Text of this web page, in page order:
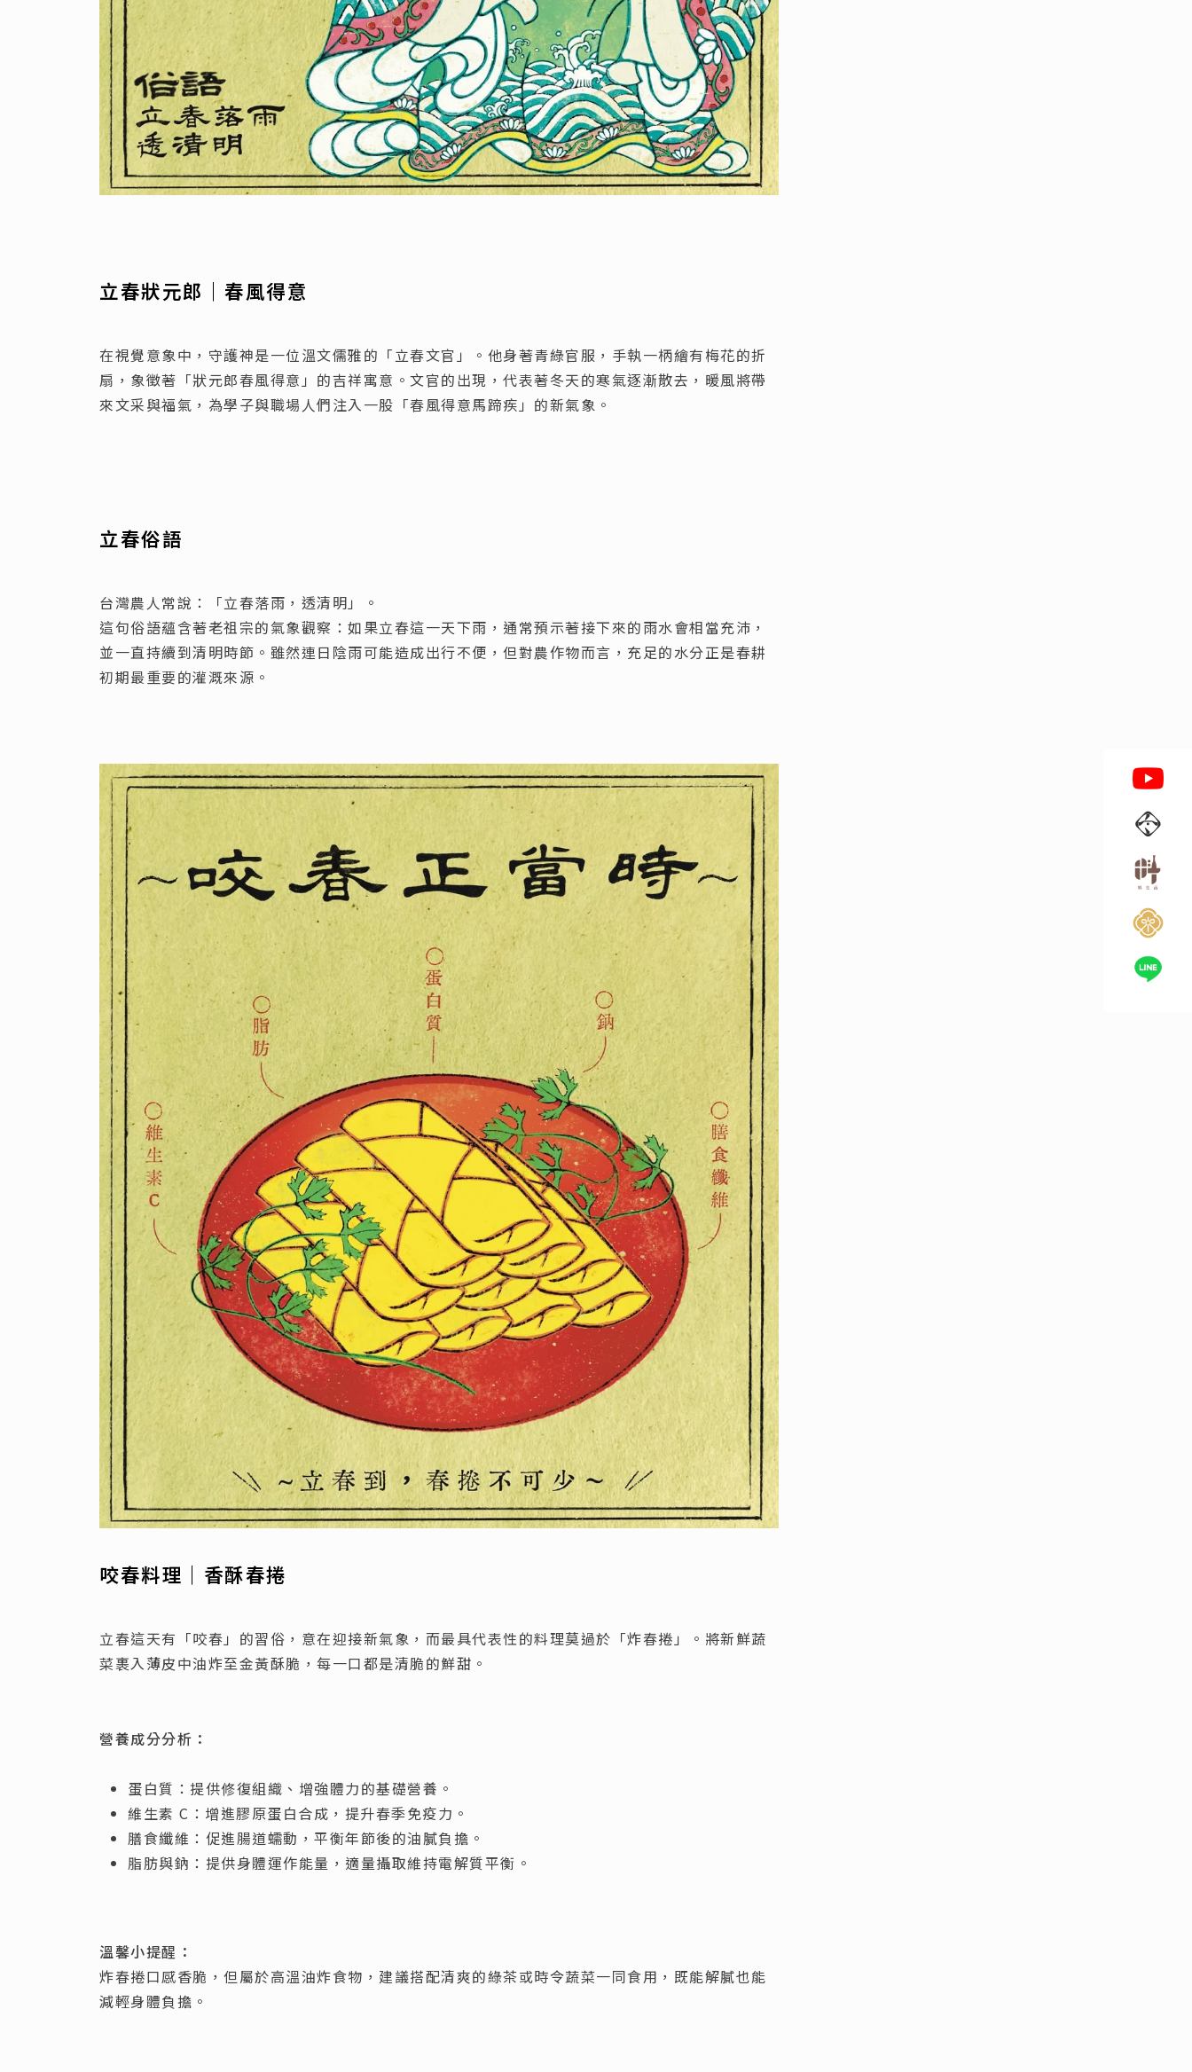
立春狀元郎｜春風得意
在視覺意象中，守護神是一位溫文儒雅的「立春文官」。他身著青綠官服，手執一柄繪有梅花的折
扇，象徵著「狀元郎春風得意」的吉祥寓意。文官的出現，代表著冬天的寒氣逐漸散去，暖風將帶
來文采與福氣，為學子與職場人們注入一股「春風得意馬蹄疾」的新氣象。
立春俗語
台灣農人常說：「立春落雨，透清明」。
這句俗語蘊含著老祖宗的氣象觀察：如果立春這一天下雨，通常預示著接下來的雨水會相當充沛，
並一直持續到清明時節。雖然連日陰雨可能造成出行不便，但對農作物而言，充足的水分正是春耕
初期最重要的灌溉來源。
咬春料理｜香酥春捲
立春這天有「咬春」的習俗，意在迎接新氣象，而最具代表性的料理莫過於「炸春捲」。將新鮮蔬
菜裹入薄皮中油炸至金黃酥脆，每一口都是清脆的鮮甜。
營養成分分析：
蛋白質：提供修復組織、增強體力的基礎營養。
維生素 C：增進膠原蛋白合成，提升春季免疫力。
膳食纖維：促進腸道蠕動，平衡年節後的油膩負擔。
脂肪與鈉：提供身體運作能量，適量攝取維持電解質平衡。
溫馨小提醒：
炸春捲口感香脆，但屬於高溫油炸食物，建議搭配清爽的綠茶或時令蔬菜一同食用，既能解膩也能
減輕身體負擔。